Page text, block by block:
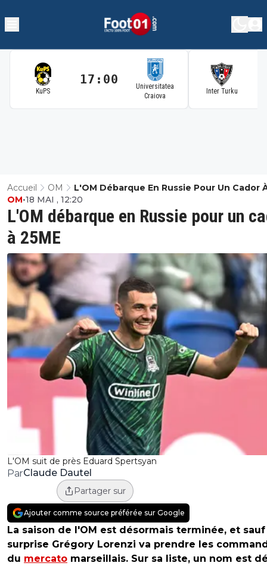
KuPS
17:00
Universitatea
Craiova
Inter Turku
Accueil OM
L'OM Débarque En Russie Pour Un Cador
25ME
L'OM suit de près Eduard Spertsyan
L'OM débarque en Russie pour un
à 25ME
OM•18 MAI , 12:20
ParClaude Dautel
Partager sur
Ajouter comme source préférée sur Google
La saison de l'OM est désormais terminée, et sauf
surprise Grégory Lorenzi va prendre les
du mercato marseillais. Sur sa liste, un nom est